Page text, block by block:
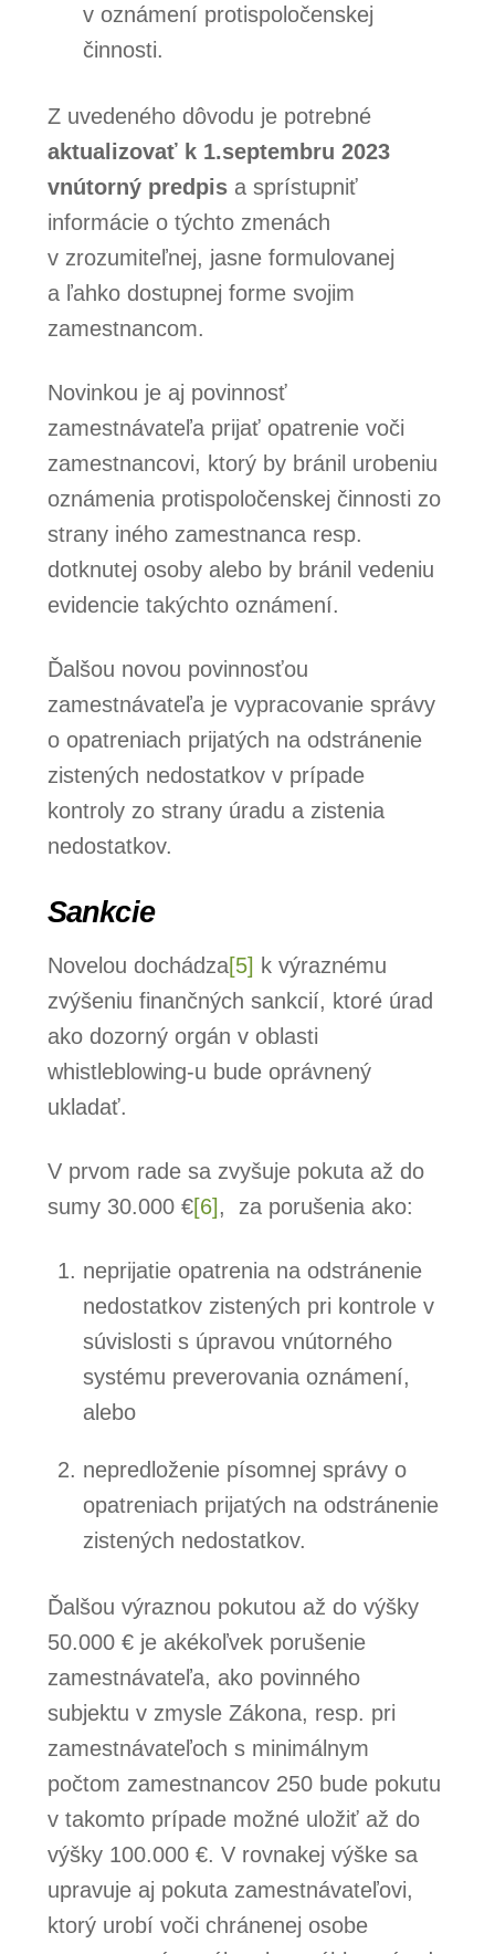
v oznámení protispoločenskej
činnosti.
Z uvedeného dôvodu je potrebné
aktualizovať k 1.septembru 2023
vnútorný predpis a sprístupniť
informácie o týchto zmenách
v zrozumiteľnej, jasne formulovanej
a ľahko dostupnej forme svojim
zamestnancom.
Novinkou je aj povinnosť
zamestnávateľa prijať opatrenie voči
zamestnancovi, ktorý by bránil urobeniu
oznámenia protispoločenskej činnosti zo
strany iného zamestnanca resp.
dotknutej osoby alebo by bránil vedeniu
evidencie takýchto oznámení.
Ďalšou novou povinnosťou
zamestnávateľa je vypracovanie správy
o opatreniach prijatých na odstránenie
zistených nedostatkov v prípade
kontroly zo strany úradu a zistenia
nedostatkov.
Sankcie
Novelou dochádza[5] k výraznému
zvýšeniu finančných sankcií, ktoré úrad
ako dozorný orgán v oblasti
whistleblowing-u bude oprávnený
ukladať.
V prvom rade sa zvyšuje pokuta až do
sumy 30.000 €[6] , za porušenia ako:
neprijatie opatrenia na odstránenie
nedostatkov zistených pri kontrole v
súvislosti s úpravou vnútorného
systému preverovania oznámení,
alebo
nepredloženie písomnej správy o
opatreniach prijatých na odstránenie
zistených nedostatkov.
Ďalšou výraznou pokutou až do výšky
50.000 € je akékoľvek porušenie
zamestnávateľa, ako povinného
subjektu v zmysle Zákona, resp. pri
zamestnávateľoch s minimálnym
počtom zamestnancov 250 bude pokutu
v takomto prípade možné uložiť až do
výšky 100.000 €. V rovnakej výške sa
upravuje aj pokuta zamestnávateľovi,
ktorý urobí voči chránenej osobe